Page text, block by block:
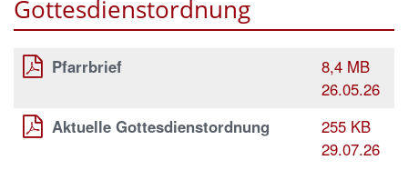
Gottesdienstordnung
Pfarrbrief
8,4 MB
26.05.26
Aktuelle Gottesdienstordnung
255 KB
29.07.26